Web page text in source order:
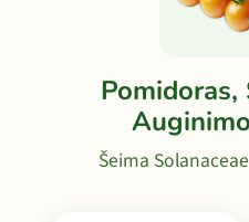
Šeima